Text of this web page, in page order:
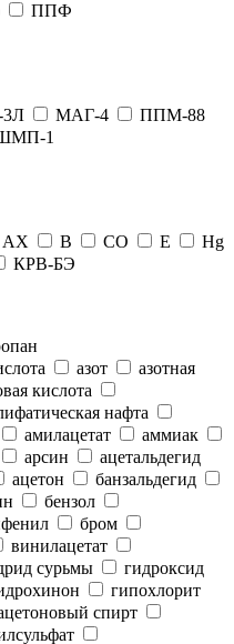
ППФ
МАГ-4
ППМ-88
1
AX B CO E
Hg
КРВ-БЭ
азот
азотная
кислота
нафта
амилацетат
аммиак
арсин
ацетальдегид
ацетон
банзальдегид
бензол
бром
винилацетат
сурьмы
гидроксид
гипохлорит
спирт